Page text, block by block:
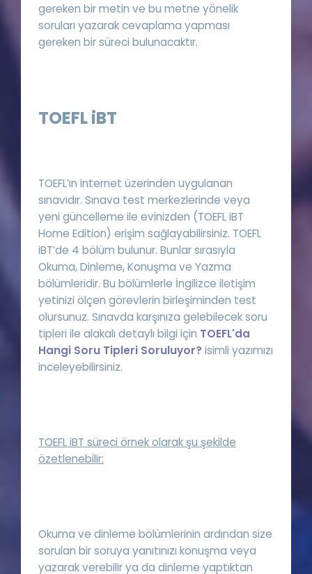
gereken bir metin ve bu metne yönelik
soruları yazarak cevaplama yapması
gereken bir süreci bulunacaktır.
TOEFL iBT
TOEFL’ın internet üzerinden uygulanan
sınavıdır. Sınava test merkezlerinde veya
yeni güncelleme ile evinizden (TOEFL iBT
Home Edition) erişim sağlayabilirsiniz. TOEFL
iBT’de 4 bölüm bulunur. Bunlar sırasıyla
Okuma, Dinleme, Konuşma ve Yazma
bölümleridir. Bu bölümlerle İngilizce iletişim
yetinizi ölçen görevlerin birleşiminden test
olursunuz. Sınavda karşınıza gelebilecek soru
tipleri ile alakalı detaylı bilgi için TOEFL'da
Hangi Soru Tipleri Soruluyor? isimli yazımızı
inceleyebilirsiniz.
TOEFL iBT süreci örnek olarak şu şekilde
özetlenebilir:
Okuma ve dinleme bölümlerinin ardından size
sorulan bir soruya yanıtınızı konuşma veya
yazarak verebilir ya da dinleme yaptıktan